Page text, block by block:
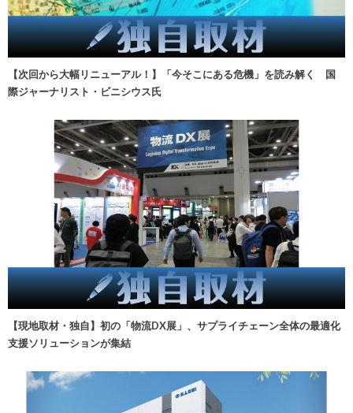
【次回から大幅リニューアル！】「今そこにある危機」を読み解く 国
際ジャーナリスト・ビニシウス氏
【現地取材・独自】初の「物流DX展」、サプライチェーン全体の最適化
支援ソリューションが集結